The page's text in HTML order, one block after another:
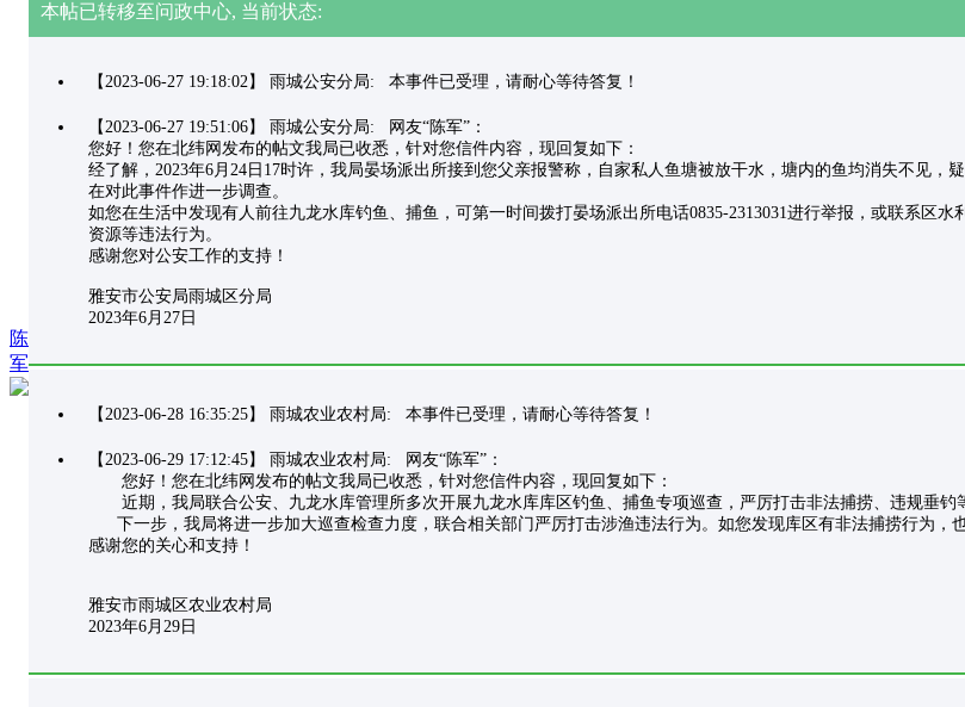
陈
军
本帖已转移至问政中心, 当前状态:
【2023-06-27 19:18:02】 雨城公安分局: 本事件已受理，请耐心等待答复！
【2023-06-27 19:51:06】 雨城公安分局: 网友“陈军”：
您好！您在北纬网发布的帖文我局已收悉，针对您信件内容，现回复如下：
经了解，2023年6月24日17时许，我局晏场派出所接到您父亲报警称，自家私人鱼塘被放干水，塘内的鱼均消失不见
在对此事件作进一步调查。
如您在生活中发现有人前往九龙水库钓鱼、捕鱼，可第一时间拨打晏场派出所电话0835-2313031进行举报，或联系区
资源等违法行为。
感谢您对公安工作的支持！
雅安市公安局雨城区分局
2023年6月27日
【2023-06-28 16:35:25】 雨城农业农村局: 本事件已受理，请耐心等待答复！
【2023-06-29 17:12:45】 雨城农业农村局: 网友“陈军”：
您好！您在北纬网发布的帖文我局已收悉，针对您信件内容，现回复如下：
近期，我局联合公安、九龙水库管理所多次开展九龙水库库区钓鱼、捕鱼专项巡查，严厉打击非法捕捞、违规垂钓
下一步，我局将进一步加大巡查检查力度，联合相关部门严厉打击涉渔违法行为。如您发现库区有非法捕捞行为，也
感谢您的关心和支持！
雅安市雨城区农业农村局
2023年6月29日